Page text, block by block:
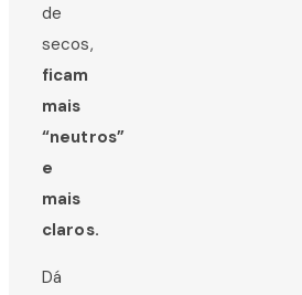
de
secos,
ficam
mais
“neutros”
e
mais
claros.
Dá